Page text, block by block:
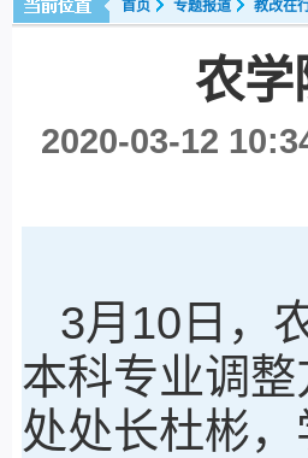
首页 专题报道 教改在
农学
2020-03-12
3月10日，
本科专业调
处处长杜彬